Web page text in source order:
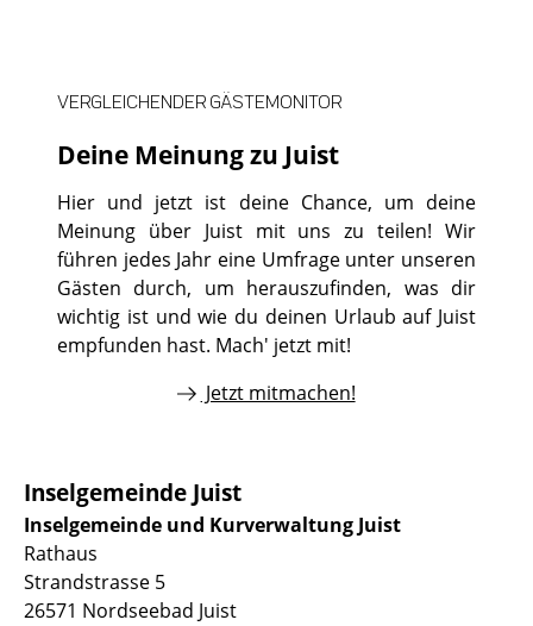
Deine Meinung zu Juist
VERGLEICHENDER GÄSTEMONITOR
Hier und jetzt ist deine Chance, um deine
Meinung über Juist mit uns zu teilen! Wir
führen jedes Jahr eine Umfrage unter unseren
Gästen durch, um herauszufinden, was dir
wichtig ist und wie du deinen Urlaub auf Juist
empfunden hast. Mach' jetzt mit!
Jetzt mitmachen!
Inselgemeinde Juist
Inselgemeinde und Kurverwaltung Juist
Rathaus
Strandstrasse 5
26571 Nordseebad Juist